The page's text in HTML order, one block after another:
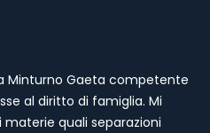
Minturno Gaeta competente
al diritto di famiglia. Mi
quali separazioni